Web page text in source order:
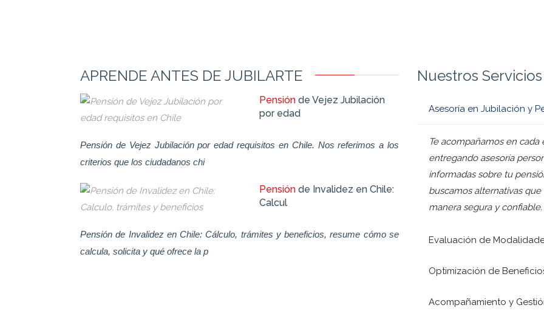
APRENDE ANTES DE JUBILARTE
Pensión de Vejez Jubilación
por edad
Pensión de Vejez Jubilación por edad requisitos en Chile. Nos referimos a los
criterios que los ciudadanos chi
Pensión de Invalidez en Chile:
Calcul
Pensión de Invalidez en Chile: Cálculo, trámites y beneficios, resume cómo se
calcula, solicita y qué ofrece la p
cómo acceder a tu jubilación
concisa
Requisitos Trámites y Montos
Nuestros Servicios
Asesoría en Jubilación y
Te acompañamos en
entregando asesoría
informadas sobre tu
buscamos alternativas
manera segura y confiable.
Evaluación de
Optimización de
Acompañamiento y